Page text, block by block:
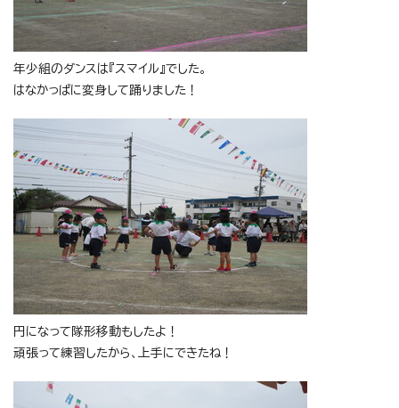
年少組のダンスは『スマイル』でした。
はなかっぱに変身して踊りました！
円になって隊形移動もしたよ！
頑張って練習したから、上手にできたね！